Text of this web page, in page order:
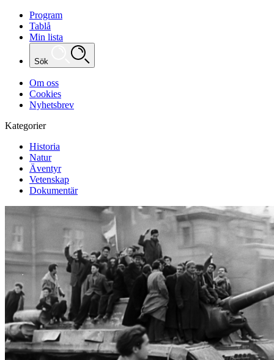
Program
Tablå
Min lista
Sök
Om oss
Cookies
Nyhetsbrev
Kategorier
Historia
Natur
Äventyr
Vetenskap
Dokumentär